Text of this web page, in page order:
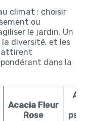
climat : choisir
ou
le jardin. Un
la diversité, et les
attirent
dans la
Acacia Fleur
Rose